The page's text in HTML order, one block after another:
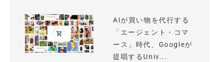
AIが買い物を代行する
「エージェント・コマ
ース」時代、Googleが
提唱するUniv...